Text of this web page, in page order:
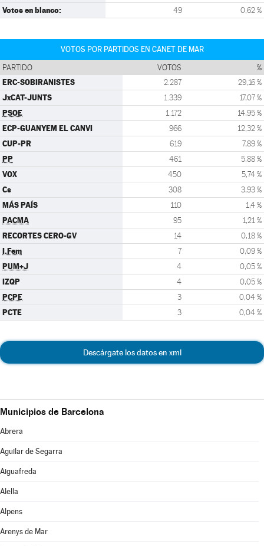
Votos en blanco: 49 0,62 %
VOTOS POR PARTIDOS EN CANET DE MAR
PARTIDO VOTOS %
ERC-SOBIRANISTES 2.287 29,16 %
JxCAT-JUNTS 1.339 17,07 %
PSOE 1.172 14,95 %
ECP-GUANYEM EL CANVI 966 12,32 %
CUP-PR 619 7,89 %
PP 461 5,88 %
VOX 450 5,74 %
Cs 308 3,93 %
MÁS PAÍS 110 1,4 %
PACMA 95 1,21 %
RECORTES CERO-GV 14 0,18 %
I.Fem 7 0,09 %
PUM+J 4 0,05 %
IZQP 4 0,05 %
PCPE 3 0,04 %
PCTE 3 0,04 %
Descárgate los datos en xml
Municipios de Barcelona
Abrera
Aguilar de Segarra
Aiguafreda
Alella
Alpens
Arenys de Mar